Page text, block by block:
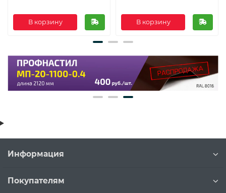
В корзину В корзину
Информация
Покупателям